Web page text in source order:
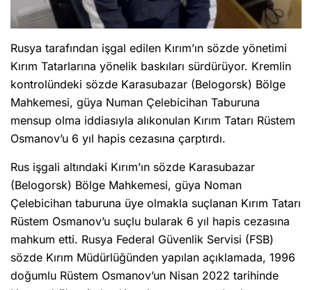
Rusya tarafından işgal edilen Kırım’ın sözde yönetimi
Kırım Tatarlarına yönelik baskıları sürdürüyor. Kremlin
kontrolündeki sözde Karasubazar (Belogorsk) Bölge
Mahkemesi, güya Numan Çelebicihan Taburuna
mensup olma iddiasıyla alıkonulan Kırım Tatarı Rüstem
Osmanov’u 6 yıl hapis cezasına çarptırdı.
Rus işgali altındaki Kırım’ın sözde Karasubazar
(Belogorsk) Bölge Mahkemesi, güya Noman
Çelebicihan taburuna üye olmakla suçlanan Kırım Tatarı
Rüstem Osmanov’u suçlu bularak 6 yıl hapis cezasına
mahkum etti. Rusya Federal Güvenlik Servisi (FSB)
sözde Kırım Müdürlüğünden yapılan açıklamada, 1996
doğumlu Rüstem Osmanov’un Nisan 2022 tarihinde